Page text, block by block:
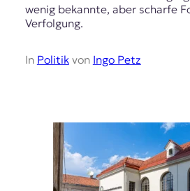
wenig bekannte, aber scharfe
Verfolgung.
In Politikvon Ingo Petz